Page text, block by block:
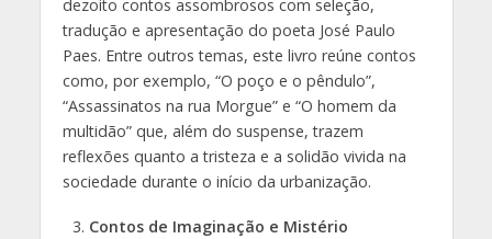
dezoito contos assombrosos com seleção,
tradução e apresentação do poeta José Paulo
Paes. Entre outros temas, este livro reúne contos
como, por exemplo, “O poço e o pêndulo”,
“Assassinatos na rua Morgue” e “O homem da
multidão” que, além do suspense, trazem
reflexões quanto a tristeza e a solidão vivida na
sociedade durante o início da urbanização.
Contos de Imaginação e Mistério